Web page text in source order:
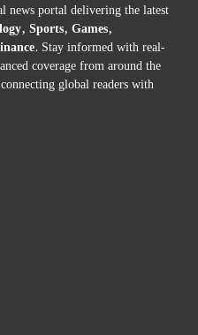
portal delivering the latest
Sports, Games,
. Stay informed with real-
coverage from around the
global readers with